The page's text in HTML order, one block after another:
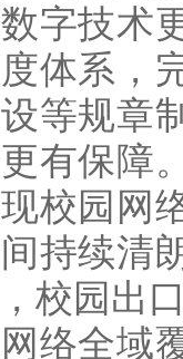
字技术
体系，
等规章
有保障
校园网
持续清
校园出
络全域